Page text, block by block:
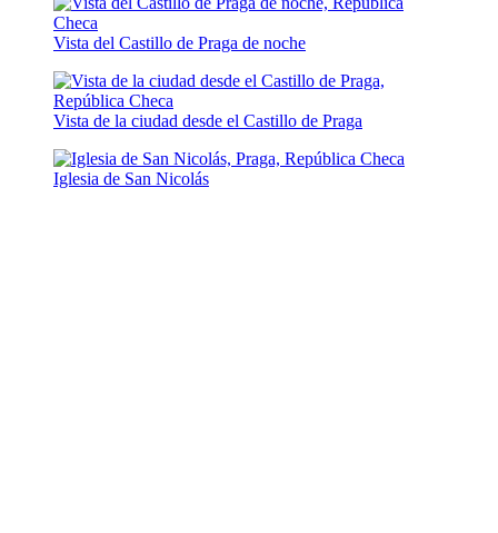
Vista del Castillo de Praga de noche
Vista de la ciudad desde el Castillo de Praga
Iglesia de San Nicolás